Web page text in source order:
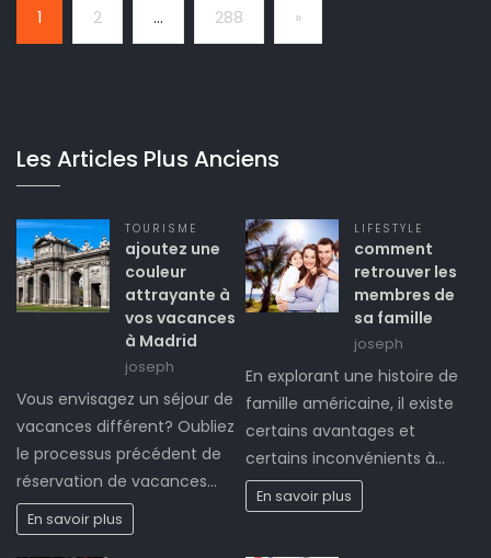
1 2 … 288 Next
»
Les Articles Plus Anciens
TOURISME
ajoutez une
couleur
attrayante à
vos vacances
à Madrid
joseph
Vous envisagez un séjour de
vacances différent? Oubliez
le processus précédent de
réservation de vacances…
En savoir plus
LIFESTYLE
comment
retrouver les
membres de
sa famille
joseph
En explorant une histoire de
famille américaine, il existe
certains avantages et
certains inconvénients à…
En savoir plus